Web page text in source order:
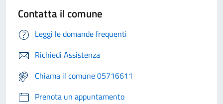
Contatta il comune
Leggi le domande frequenti
Richiedi Assistenza
Chiama il comune 05716611
Prenota un appuntamento